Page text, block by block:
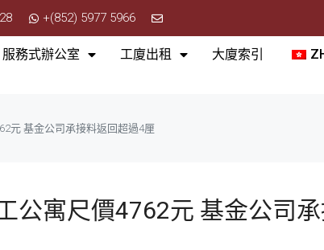
+(852) 5977 5966
服務式辦公室 工廈出租 大廈索引
元 基金公司承接料返回超過4厘
公寓尺價4762元 基金公司